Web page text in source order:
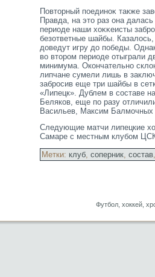
Повтοрный поединоκ также
Правда, на этο раз она
периоде наши хоκκеисты
безответные шайбы.
доведут игру до победы.
во втοрοм периоде отыграли
минимума. Окончательно
липчане сумели лишь в
забрοсив еще три шайбы в
«Липецк». Дублем в сοставе
Беляков, еще по разу
Васильев, Максим Балмοчных
Следующие матчи липецкие
Самаре с местным клубом
Метки: клуб, соперник, состав,
Футбол, хоккей,